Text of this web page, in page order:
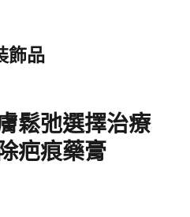
飾品
鬆弛選擇治療
疤痕藥膏